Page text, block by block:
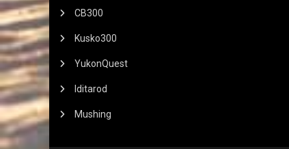
CB300
Kusko300
YukonQuest
Iditarod
Mushing